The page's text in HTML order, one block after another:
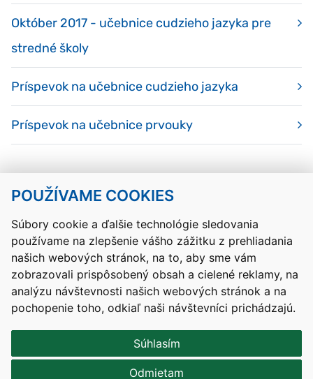
POUŽÍVAME COOKIES
Súbory cookie a ďalšie technológie sledovania
používame na zlepšenie vášho zážitku z prehliadania
našich webových stránok, na to, aby sme vám
zobrazovali prispôsobený obsah a cielené reklamy, na
analýzu návštevnosti našich webových stránok a na
pochopenie toho, odkiaľ naši návštevníci prichádzajú.
Súhlasím
Odmietam
Október 2017 - učebnice cudzieho jazyka pre
stredné školy
Príspevok na učebnice cudzieho jazyka
Príspevok na učebnice prvouky
Kontakty Mapa stránky RSS
Vyhlásenie o prístupnosti
Nastavenia cookies
Prevádzkovateľom služby je Ministerstvo školstva, výskumu,
vývoja a mládeže Slovenskej republiky.